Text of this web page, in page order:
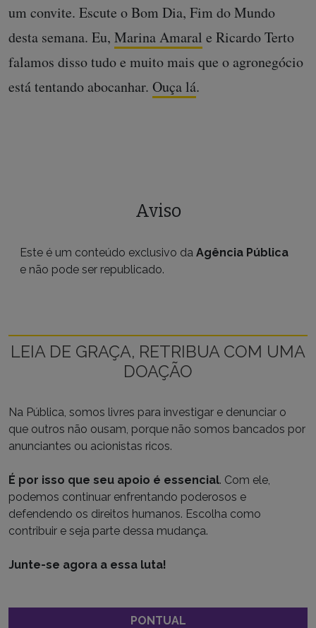
um convite. Escute o Bom Dia, Fim do Mundo
desta semana. Eu, Marina Amaral e Ricardo Terto
falamos disso tudo e muito mais que o agronegócio
está tentando abocanhar. Ouça lá.
Aviso
Este é um conteúdo exclusivo da Agência Pública
e não pode ser republicado.
LEIA DE GRAÇA, RETRIBUA COM UMA
DOAÇÃO
Na Pública, somos livres para investigar e denunciar o
que outros não ousam, porque não somos bancados por
anunciantes ou acionistas ricos.
É por isso que seu apoio é essencial. Com ele,
podemos continuar enfrentando poderosos e
defendendo os direitos humanos. Escolha como
contribuir e seja parte dessa mudança.
Junte-se agora a essa luta!
PONTUAL